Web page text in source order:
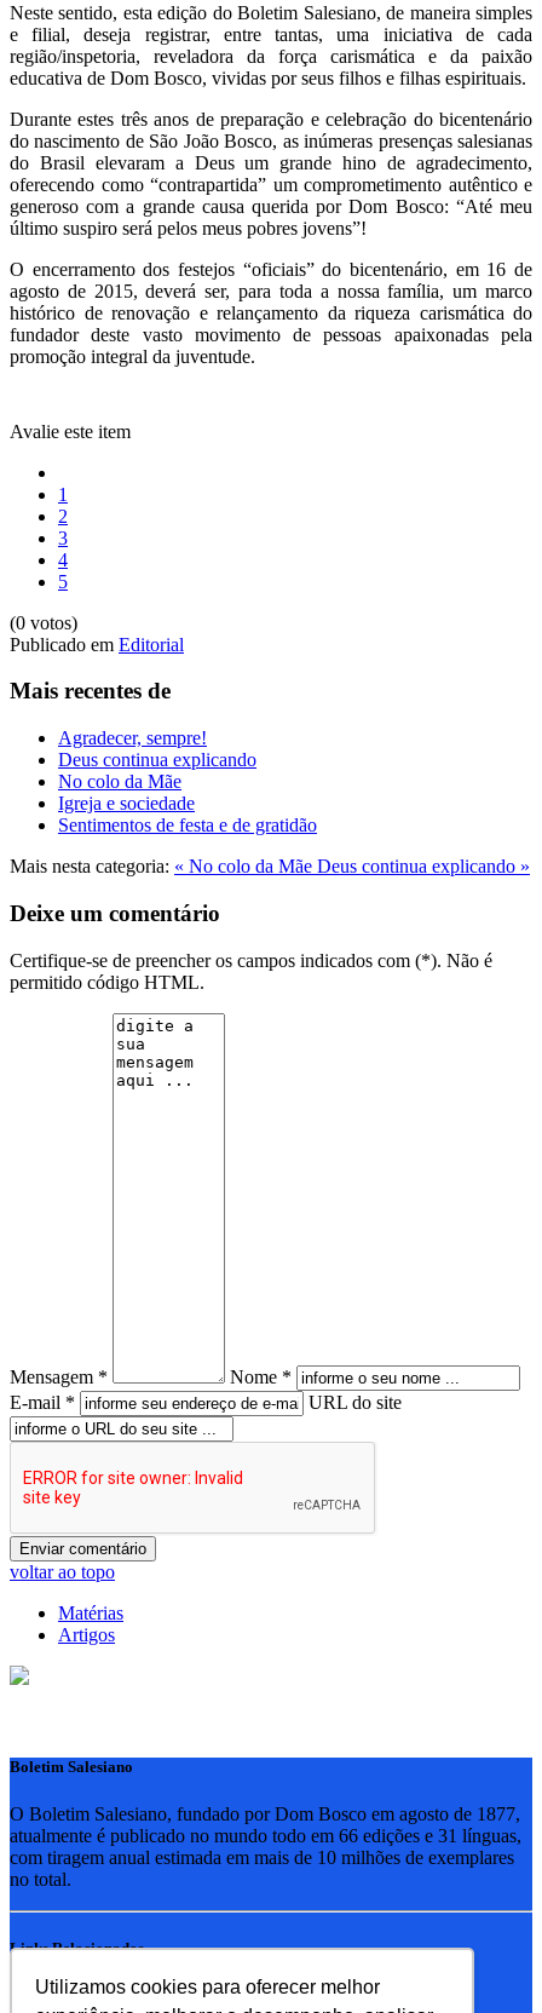
Utilizamos cookies para oferecer melhor
Neste sentido, esta edição do Boletim Salesiano, de maneira simples
e filial, deseja registrar, entre tantas, uma iniciativa de cada
região/inspetoria, reveladora da força carismática e da paixão
educativa de Dom Bosco, vividas por seus filhos e filhas espirituais.
Durante estes três anos de preparação e celebração do bicentenário
do nascimento de São João Bosco, as inúmeras presenças salesianas
do Brasil elevaram a Deus um grande hino de agradecimento,
oferecendo como “contrapartida” um comprometimento autêntico e
generoso com a grande causa querida por Dom Bosco: “Até meu
último suspiro será pelos meus pobres jovens”!
O encerramento dos festejos “oficiais” do bicentenário, em 16 de
agosto de 2015, deverá ser, para toda a nossa família, um marco
histórico de renovação e relançamento da riqueza carismática do
fundador deste vasto movimento de pessoas apaixonadas pela
promoção integral da juventude.
Avalie este item
1
2
3
4
5
(0 votos)
Publicado em Editorial
Mais recentes de
Agradecer, sempre!
Deus continua explicando
No colo da Mãe
Igreja e sociedade
Sentimentos de festa e de gratidão
Mais nesta categoria: « No colo da Mãe Deus continua explicando »
Deixe um comentário
Certifique-se de preencher os campos indicados com (*). Não é
permitido código HTML.
Mensagem *
Nome *
E-mail *
URL do site
voltar ao topo
Matérias
Artigos
Boletim Salesiano
O Boletim Salesiano, fundado por Dom Bosco em agosto de 1877,
atualmente é publicado no mundo todo em 66 edições e 31 línguas,
com tiragem anual estimada em mais de 10 milhões de exemplares
no total.
Links Relacionados
RSB - Rede Salesiana Brasil